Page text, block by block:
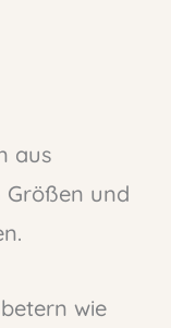
aus
Größen und
wie